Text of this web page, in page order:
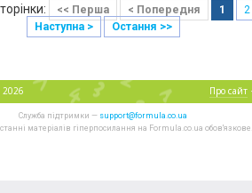
<< Перша < Попередня 1
2
Наступна >
Остання >>
2026 Про сайт
Служба підтримки — support@formula.co.ua
матеріалів гіперпосилання на Formula.co.ua обов'язкове.